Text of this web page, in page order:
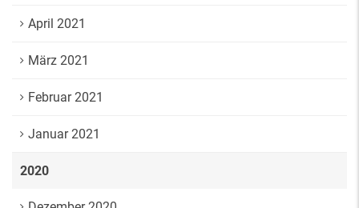
April 2021
März 2021
Februar 2021
Januar 2021
2020